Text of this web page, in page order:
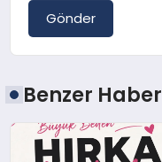
Gönder
Benzer